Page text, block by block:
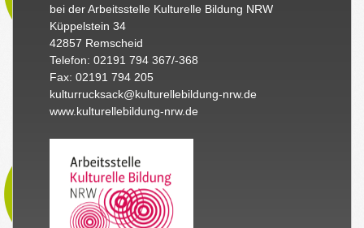
bei der Arbeitsstelle Kulturelle Bildung NRW
Küppelstein 34
42857 Remscheid
Telefon: 02191 794 367/-368
Fax: 02191 794 205
kulturrucksack@kulturellebildung-nrw.de
www.kulturellebildung-nrw.de